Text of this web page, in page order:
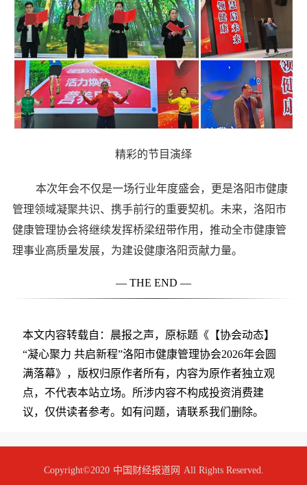
精彩的节目演绎
本次年会不仅是一场行业年度盛会，更是洛阳市健康
管理领域凝聚共识、携手前行的重要契机。未来，洛阳市
健康管理协会将继续发挥桥梁纽带作用，推动全市健康管
理事业高质量发展，为建设健康洛阳贡献力量。
— THE END —
本文内容转载自：晨报之声，原标题《【协会动态】
“凝心聚力 共启新程”洛阳市健康管理协会2026年会圆
满落幕》，版权归原作者所有，内容为原作者独立观
点，不代表本站立场。所涉内容不构成投资消费建
议，仅供读者参考。如有问题，请联系我们删除。
Copyright©2020 中国财经报道网 All Rights Reserved.